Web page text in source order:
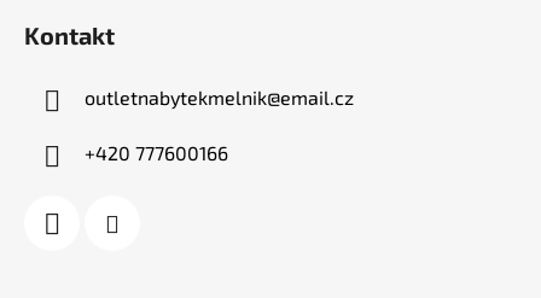
Kontakt
outletnabytekmelnik@email.cz
+420 777600166